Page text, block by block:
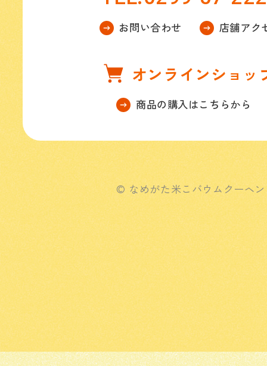
お問い合わせ 店舗アク
オンラインショッ
商品の購入はこちらから
© なめがた米こバウムクーヘン